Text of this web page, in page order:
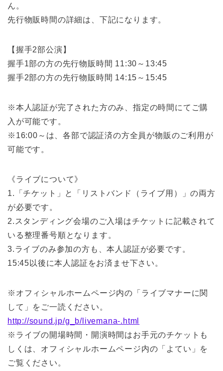
ん。
先行物販時間の詳細は、下記になります。
【握手2部公演】
握手1部の方の先行物販時間 11:30～13:45
握手2部の方の先行物販時間 14:15～15:45
※本人認証が完了された方のみ、指定の時間にてご購
入が可能です。
※16:00～は、各部で認証済の方全員が物販のご利用が
可能です。
《ライブについて》
1.「チケット」と「リストバンド（ライブ用）」の両方
が必要です。
2.スタンディング会場のご入場はチケットに記載されて
いる整理番号順となります。
3.ライブのみ参加の方も、本人認証が必要です。
15:45以後に本人認証をお済ませ下さい。
※オフィシャルホームページ内の「ライブマナーに関
して」をご一読ください。
http://sound.jp/g_b/livemana-.html
※ライブの開場時間・開演時間はお手元のチケットも
しくは、オフィシャルホームページ内の「よてい」を
ご覧ください。